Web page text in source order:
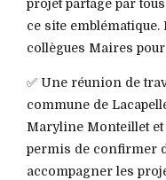
projet partagé par
ce site emblématique.
collègues Maires
✅ Une réunion de
commune de
Maryline Monteillet et
permis de confirmer
accompagner les